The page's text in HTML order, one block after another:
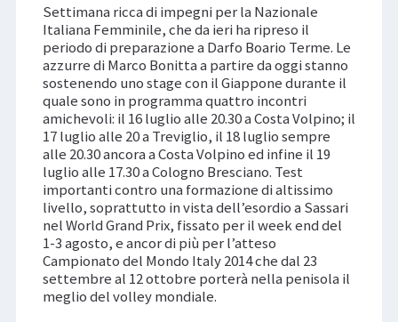
Settimana ricca di impegni per la Nazionale
Italiana Femminile, che da ieri ha ripreso il
periodo di preparazione a Darfo Boario Terme. Le
azzurre di Marco Bonitta a partire da oggi stanno
sostenendo uno stage con il Giappone durante il
quale sono in programma quattro incontri
amichevoli: il 16 luglio alle 20.30 a Costa Volpino; il
17 luglio alle 20 a Treviglio, il 18 luglio sempre
alle 20.30 ancora a Costa Volpino ed infine il 19
luglio alle 17.30 a Cologno Bresciano. Test
importanti contro una formazione di altissimo
livello, soprattutto in vista dell’esordio a Sassari
nel World Grand Prix, fissato per il week end del
1-3 agosto, e ancor di più per l’atteso
Campionato del Mondo Italy 2014 che dal 23
settembre al 12 ottobre porterà nella penisola il
meglio del volley mondiale.